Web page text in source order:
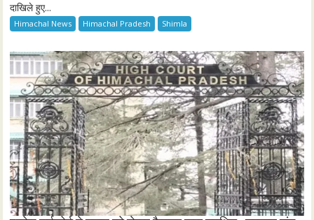
दाखिले हुए...
Himachal News Himachal Pradesh Shimla